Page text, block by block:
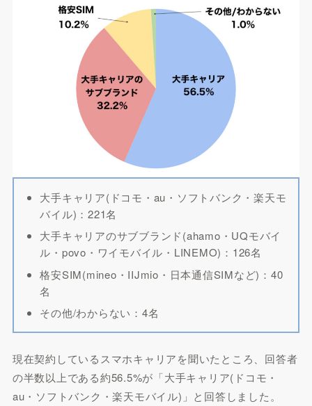
大手キャリア(ドコモ・au・ソフトバンク・楽天モ
バイル)：221名
大手キャリアのサブブランド(ahamo・UQモバイ
ル・povo・ワイモバイル・LINEMO)：126名
格安SIM(mineo・IIJmio・日本通信SIMなど)：40
名
その他/わからない：4名
現在契約しているスマホキャリアを聞いたところ、回答者
の半数以上である約56.5%が「大手キャリア(ドコモ・
au・ソフトバンク・楽天モバイル)」と回答しました。